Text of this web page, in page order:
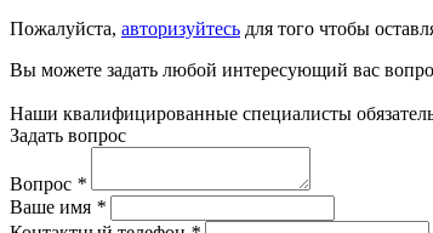
Пожалуйста, авторизуйтесь для того чтобы
Вы можете задать любой интересующий вас
Наши квалифицированные специалисты
Задать вопрос
Вопрос *
Ваше имя *